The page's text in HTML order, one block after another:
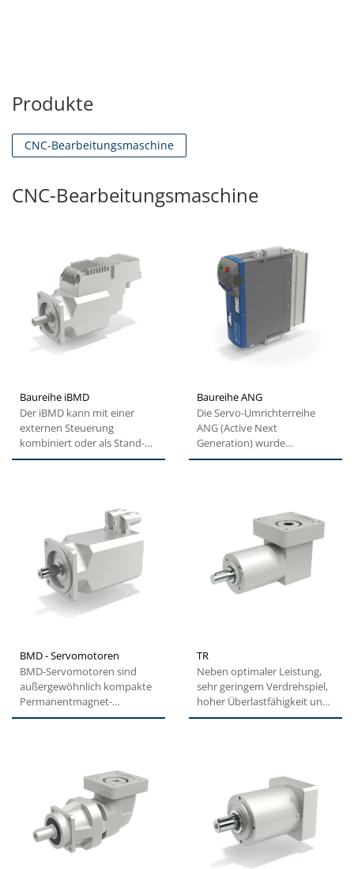
Produkte
CNC-Bearbeitungsmaschine
CNC-Bearbeitungsmaschine
Baureihe iBMD
Der iBMD kann mit einer
externen Steuerung
kombiniert oder als Stand-
alone-Antrieb eingesetzt
Baureihe ANG
Die Servo-Umrichterreihe
ANG (Active Next
Generation) wurde
entwickelt, um
BMD - Servomotoren
BMD-Servomotoren sind
außergewöhnlich kompakte
Permanentmagnet-
Synchronmotoren mit
TR
Neben optimaler Leistung,
sehr geringem Verdrehspiel,
hoher Überlastfähigkeit und
einfacher Installation...